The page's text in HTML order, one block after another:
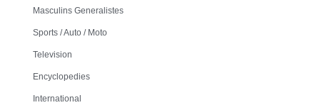
Masculins Generalistes
Sports / Auto / Moto
Television
Encyclopedies
International